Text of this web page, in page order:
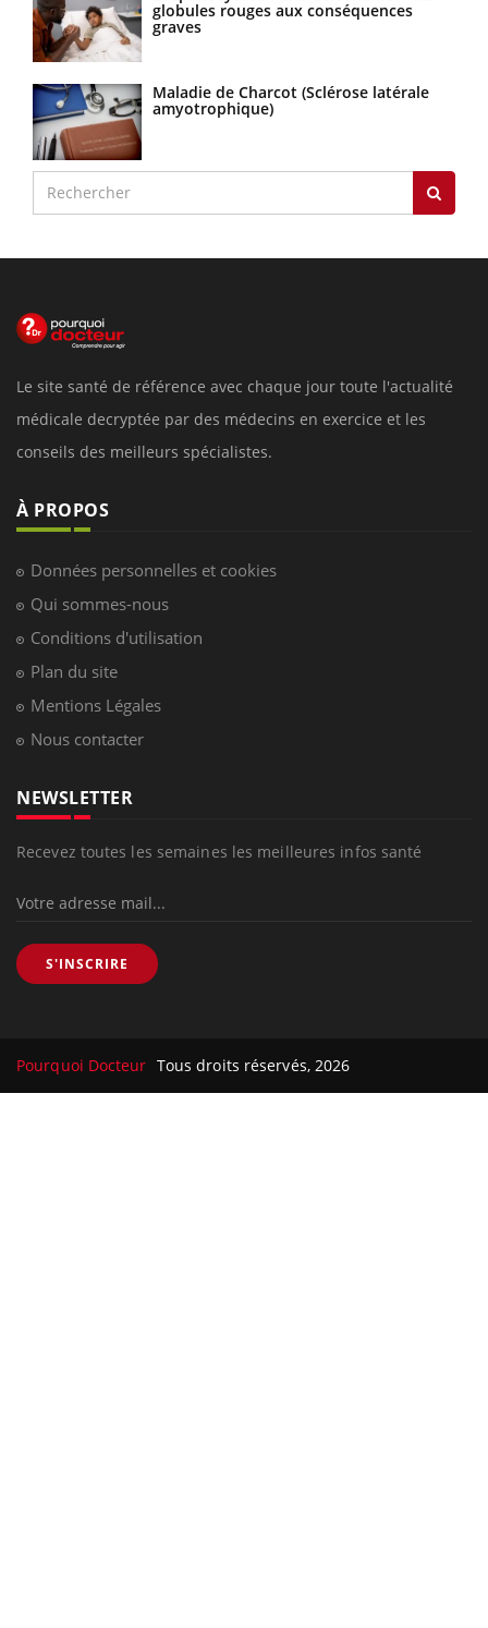
globules rouges aux conséquences
graves
Maladie de Charcot (Sclérose latérale
amyotrophique)
Le site santé de référence avec chaque jour toute l'actualité
médicale decryptée par des médecins en exercice et les
conseils des meilleurs spécialistes.
À PROPOS
Données personnelles et cookies
Qui sommes-nous
Conditions d'utilisation
Plan du site
Mentions Légales
Nous contacter
NEWSLETTER
Recevez toutes les semaines les meilleures infos santé
S'INSCRIRE
Pourquoi Docteur Tous droits réservés, 2026